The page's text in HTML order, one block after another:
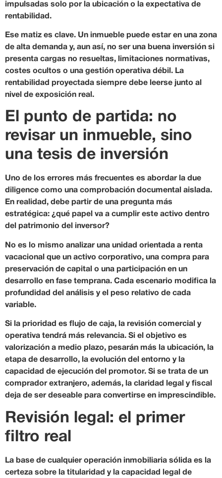
impulsadas solo por la ubicación o la expectativa de
rentabilidad.
Ese matiz es clave. Un inmueble puede estar en una zona
de alta demanda y, aun así, no ser una buena inversión si
presenta cargas no resueltas, limitaciones normativas,
costes ocultos o una gestión operativa débil. La
rentabilidad proyectada siempre debe leerse junto al
nivel de exposición real.
El punto de partida: no
revisar un inmueble, sino
una tesis de inversión
Uno de los errores más frecuentes es abordar la due
diligence como una comprobación documental aislada.
En realidad, debe partir de una pregunta más
estratégica: ¿qué papel va a cumplir este activo dentro
del patrimonio del inversor?
No es lo mismo analizar una unidad orientada a renta
vacacional que un activo corporativo, una compra para
preservación de capital o una participación en un
desarrollo en fase temprana. Cada escenario modifica la
profundidad del análisis y el peso relativo de cada
variable.
Si la prioridad es flujo de caja, la revisión comercial y
operativa tendrá más relevancia. Si el objetivo es
valorización a medio plazo, pesarán más la ubicación, la
etapa de desarrollo, la evolución del entorno y la
capacidad de ejecución del promotor. Si se trata de un
comprador extranjero, además, la claridad legal y fiscal
deja de ser deseable para convertirse en imprescindible.
Revisión legal: el primer
filtro real
La base de cualquier operación inmobiliaria sólida es la
certeza sobre la titularidad y la capacidad legal de